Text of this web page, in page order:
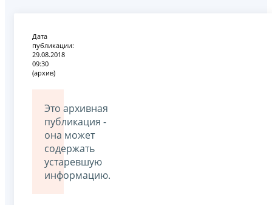
Дата
публикации:
29.08.2018
09:30
(архив)
Это архивная
публикация -
она может
содержать
устаревшую
информацию.